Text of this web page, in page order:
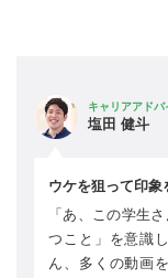
キャリアアドバ
塩田 健斗
ウケを狙って印象
「あ、この学生
つこと」を意識
ん、多くの動画